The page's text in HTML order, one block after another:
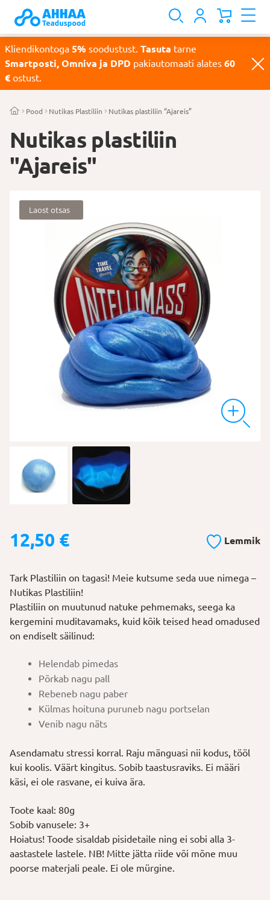
Kliendikontoga 5% soodustust. Tasuta tarne
Smartposti, Omniva ja DPD pakiautomaati alates 60
€ ostust.
Pood Nutikas Plastiliin Nutikas plastiliin “Ajareis”
Nutikas plastiliin
"Ajareis"
Laost otsas
12,50 € Lemmik
Tark Plastiliin on tagasi! Meie kutsume seda uue nimega –
Nutikas Plastiliin!
Plastiliin on muutunud natuke pehmemaks, seega ka
kergemini muditavamaks, kuid kõik teised head omadused
on endiselt säilinud:
Helendab pimedas
Põrkab nagu pall
Rebeneb nagu paber
Külmas hoituna puruneb nagu portselan
Venib nagu näts
Asendamatu stressi korral. Raju mänguasi nii kodus, tööl
kui koolis. Väärt kingitus. Sobib taastusraviks. Ei määri
käsi, ei ole rasvane, ei kuiva ära.
Toote kaal: 80g
Sobib vanusele: 3+
Hoiatus! Toode sisaldab pisidetaile ning ei sobi alla 3-
aastastele lastele. NB! Mitte jätta riide või mõne muu
poorse materjali peale. Ei ole mürgine.